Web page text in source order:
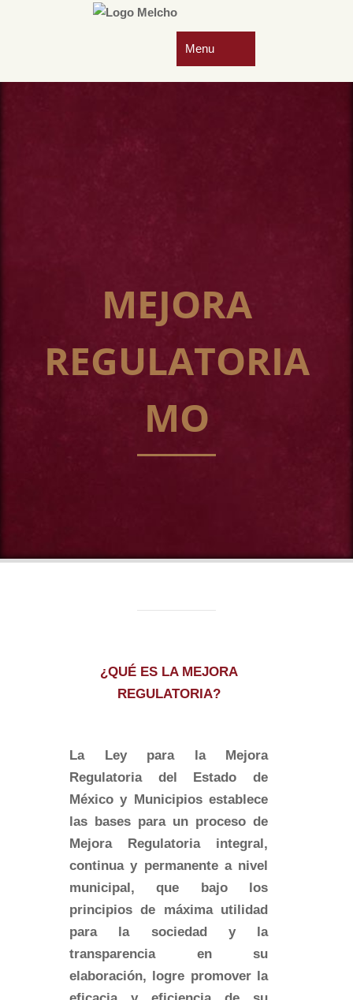
MEJORA
REGULATORIA
MO
¿QUÉ ES LA MEJORA
REGULATORIA?
La Ley para la Mejora
Regulatoria del Estado de
México y Municipios establece
las bases para un proceso de
Mejora Regulatoria integral,
continua y permanente a nivel
municipal, que bajo los
principios de máxima utilidad
para la sociedad y la
transparencia en su
elaboración, logre promover la